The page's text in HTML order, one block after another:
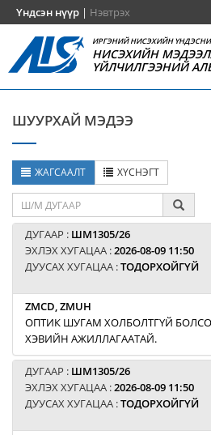
Үндсэн нүүр | Нэвтрэх
ИРГЭНИЙ НИСЭХИЙН
НИСЭХИЙН
ҮЙЛЧИЛГЭЭНИЙ
ШУУРХАЙ МЭДЭЭ
ЖАГСААЛТ ХҮСНЭГТ
ДУГААР : ШМ1305/26
ЭХЛЭХ ХУГАЦАА :2026-08-09 11:50
ДУУСАХ ХУГАЦАА :ТОДОРХОЙГҮЙ
ZMCD, ZMUH
ОПТИК ШУГАМ ХОЛБОЛТГҮЙ
ХЭВИЙН АЖИЛЛАГААТАЙ.
ДУГААР : ШМ1305/26
ЭХЛЭХ ХУГАЦАА :2026-08-09 11:50
ДУУСАХ ХУГАЦАА :ТОДОРХОЙГҮЙ